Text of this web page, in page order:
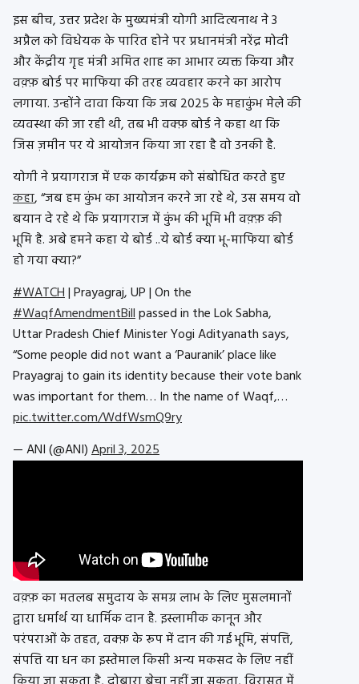
इस बीच, उत्तर प्रदेश के मुख्यमंत्री योगी आदित्यनाथ ने 3
अप्रैल को विधेयक के पारित होने पर प्रधानमंत्री नरेंद्र मोदी
और केंद्रीय गृह मंत्री अमित शाह का आभार व्यक्त किया और
वक़्फ़ बोर्ड पर माफिया की तरह व्यवहार करने का आरोप
लगाया. उन्होंने दावा किया कि जब 2025 के महाकुंभ मेले की
व्यवस्था की जा रही थी, तब भी वक्फ़ बोर्ड ने कहा था कि
जिस ज़मीन पर ये आयोजन किया जा रहा है वो उनकी है.
योगी ने प्रयागराज में एक कार्यक्रम को संबोधित करते हुए
कहा, “जब हम कुंभ का आयोजन करने जा रहे थे, उस समय वो
बयान दे रहे थे कि प्रयागराज में कुंभ की भूमि भी वक़्फ़ की
भूमि है. अबे हमने कहा ये बोर्ड ..ये बोर्ड क्या भू-माफिया बोर्ड
हो गया क्या?”
#WATCH| Prayagraj, UP | On the
#WaqfAmendmentBillpassed in the Lok Sabha,
Uttar Pradesh Chief Minister Yogi Adityanath says,
“Some people did not want a ‘Pauranik’ place like
Prayagraj to gain its identity because their vote bank
was important for them… In the name of Waqf,…
pic.twitter.com/WdfWsmQ9ry
— ANI (@ANI)April 3, 2025
वक़्फ़ का मतलब समुदाय के समग्र लाभ के लिए मुसलमानों
द्वारा धर्मार्थ या धार्मिक दान है. इस्लामीक कानून और
परंपराओं के तहत, वक्फ़ के रूप में दान की गई भूमि, संपत्ति,
संपत्ति या धन का इस्तेमाल किसी अन्य मकसद के लिए नहीं